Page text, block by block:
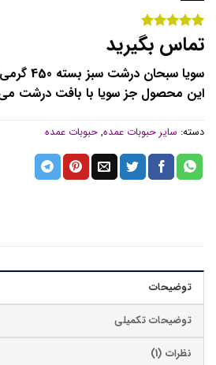
امتیاز
از
5 امتیاز
1
تماس بگیرید
سویا
این محصول جز سویا با بافت درشت
دسته: سایر حبوبات عمده, حبوبات عمده
توضیحات
توضیحات تکمیلی
نظرات (1)